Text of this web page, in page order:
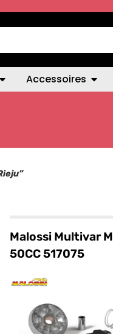
Accessoires
Malossi Multivar
50CC 517075